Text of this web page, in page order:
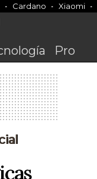
Cardano Xiaomi
Pro